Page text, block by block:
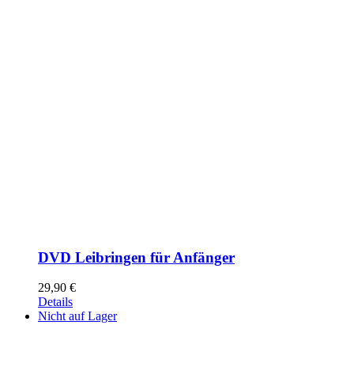
DVD Leibringen für Anfänger
29,90 €
Details
Nicht auf Lager